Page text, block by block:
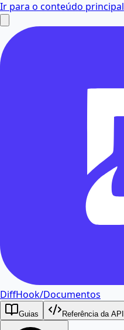
Ir para o conteúdo principal
DiffHook/Documentos
Guias Referência da API